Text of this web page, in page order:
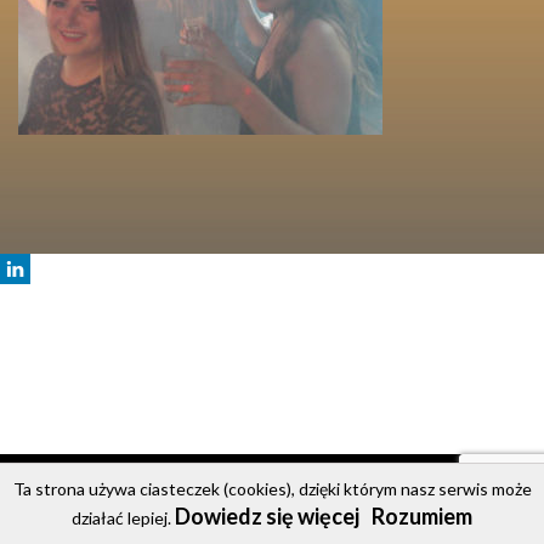
© 2020 Party Bus
Strona główna
Oferta Cennik Galeria Kontakt
Ta strona używa ciasteczek (cookies), dzięki którym nasz serwis może
działać lepiej. Dowiedz się więcej Rozumiem